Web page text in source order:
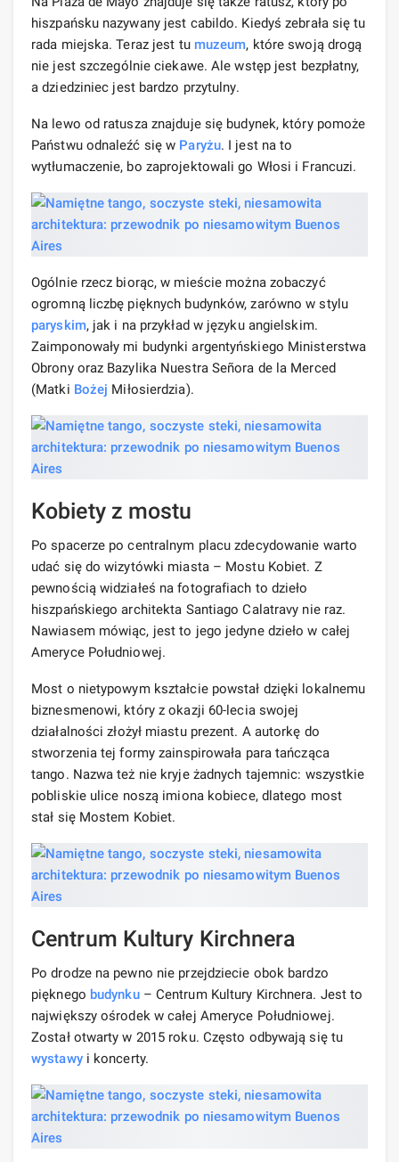
hiszpańsku nazywany jest cabildo. Kiedyś zebrała się tu
rada miejska. Teraz jest tu muzeum, które swoją drogą
nie jest szczególnie ciekawe. Ale wstęp jest bezpłatny,
a dziedziniec jest bardzo przytulny.
Na lewo od ratusza znajduje się budynek, który pomoże
Państwu odnaleźć się w Paryżu. I jest na to
wytłumaczenie, bo zaprojektowali go Włosi i Francuzi.
Ogólnie rzecz biorąc, w mieście można zobaczyć
ogromną liczbę pięknych budynków, zarówno w stylu
paryskim, jak i na przykład w języku angielskim.
Zaimponowały mi budynki argentyńskiego Ministerstwa
Obrony oraz Bazylika Nuestra Señora de la Merced
(Matki Bożej Miłosierdzia).
Kobiety z mostu
Po spacerze po centralnym placu zdecydowanie warto
udać się do wizytówki miasta – Mostu Kobiet. Z
pewnością widziałeś na fotografiach to dzieło
hiszpańskiego architekta Santiago Calatravy nie raz.
Nawiasem mówiąc, jest to jego jedyne dzieło w całej
Ameryce Południowej.
Most o nietypowym kształcie powstał dzięki lokalnemu
biznesmenowi, który z okazji 60-lecia swojej
działalności złożył miastu prezent. A autorkę do
stworzenia tej formy zainspirowała para tańcząca
tango. Nazwa też nie kryje żadnych tajemnic: wszystkie
pobliskie ulice noszą imiona kobiece, dlatego most
stał się Mostem Kobiet.
Centrum Kultury Kirchnera
Po drodze na pewno nie przejdziecie obok bardzo
pięknego budynku– Centrum Kultury Kirchnera. Jest to
największy ośrodek w całej Ameryce Południowej.
Został otwarty w 2015 roku. Często odbywają się tu
wystawyi koncerty.